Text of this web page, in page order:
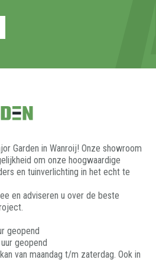
Garden in Wanroij! Onze showroom
om onze hoogwaardige
en tuinverlichting in het echt te
en adviseren u over de beste
geopend
geopend
van maandag t/m zaterdag. Ook in